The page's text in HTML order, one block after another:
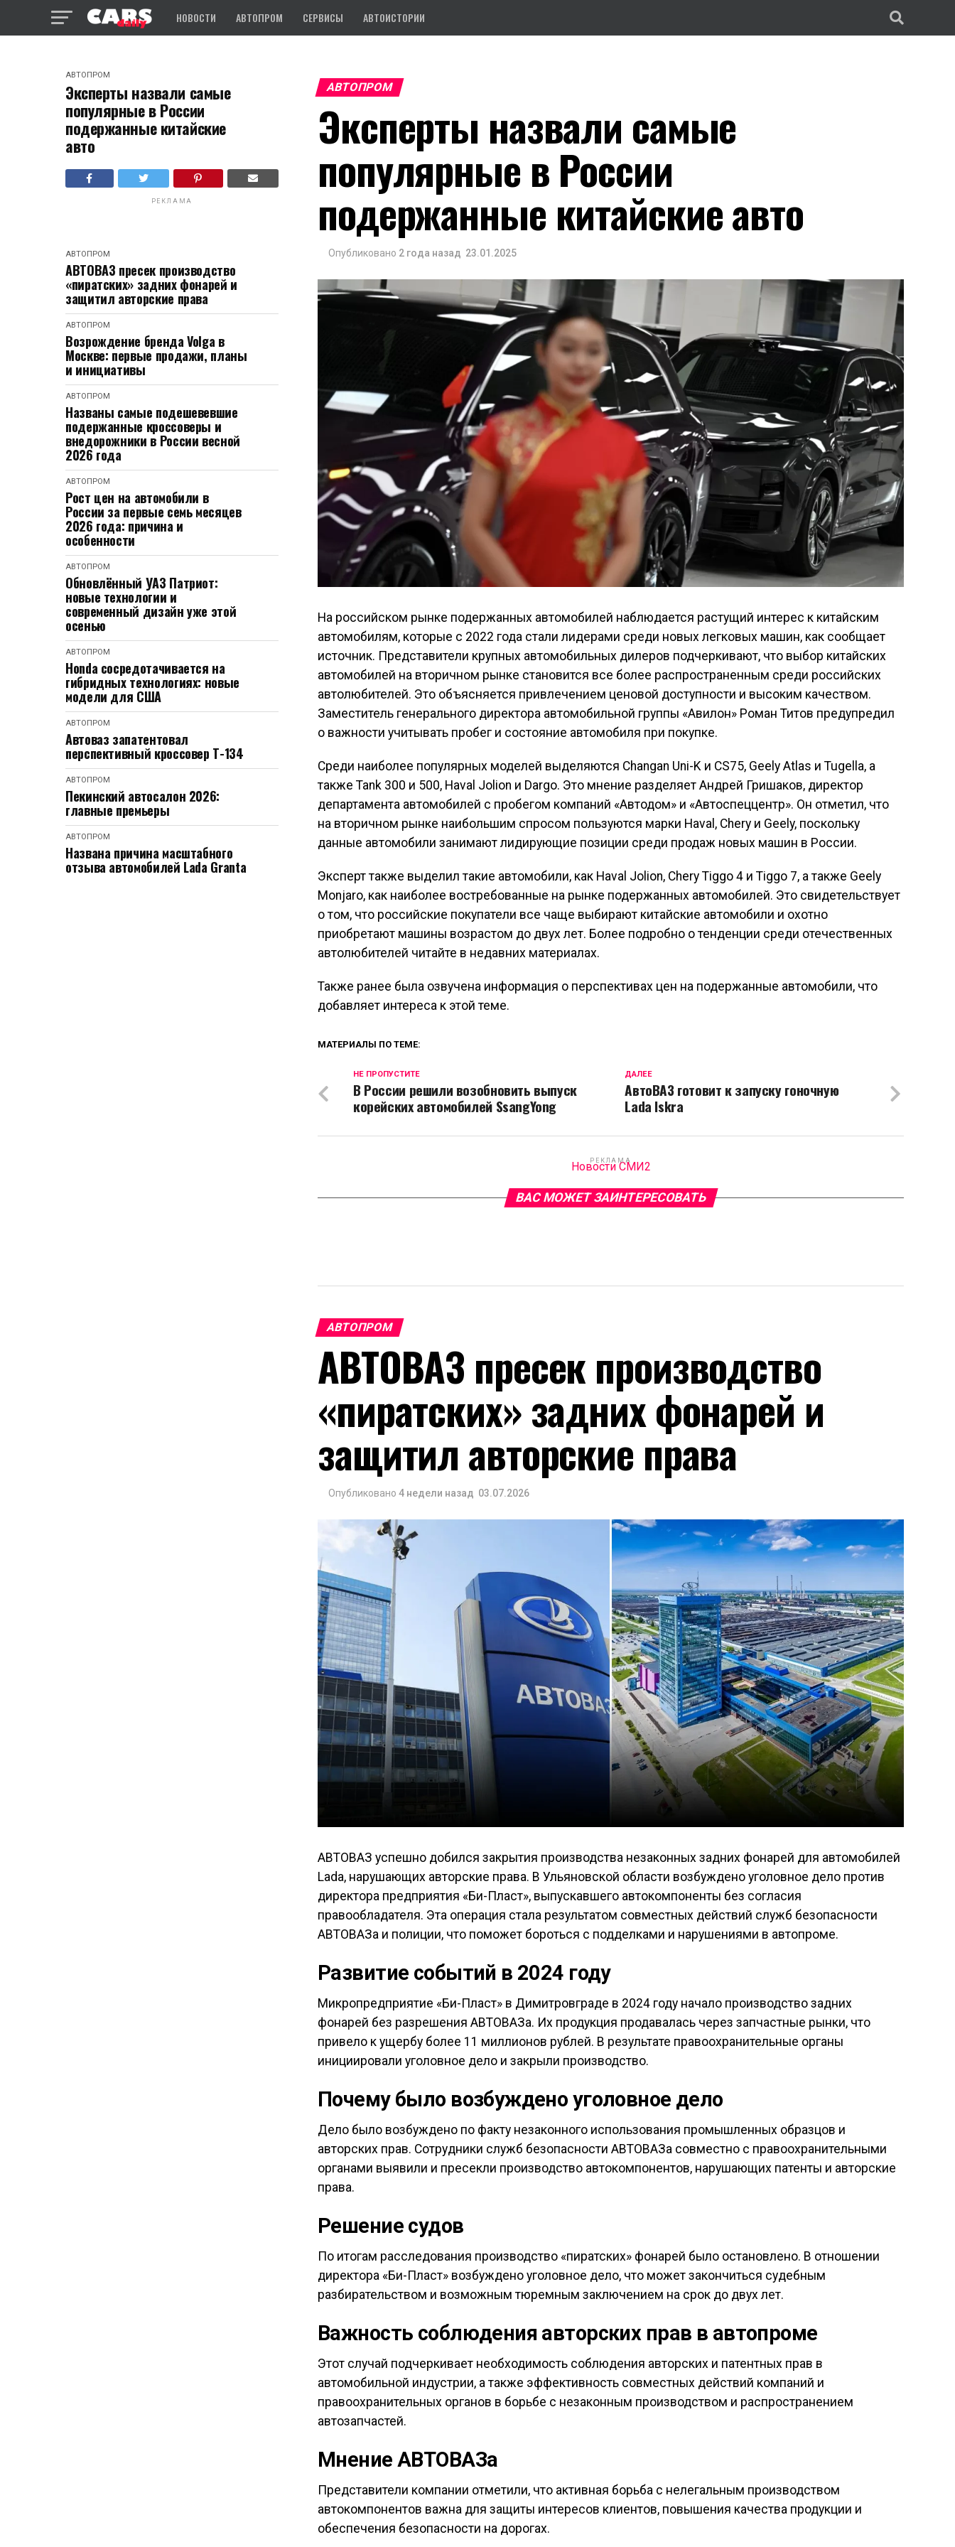
НОВОСТИ АВТОПРОМ СЕРВИСЫ АВТОИСТОРИИ
АВТОПРОМ
Эксперты назвали самые
популярные в России
подержанные китайские
авто
РЕКЛАМА
АВТОПРОМ
АВТОВАЗ пресек производство
«пиратских» задних фонарей и
защитил авторские права
АВТОПРОМ
Возрождение бренда Volga в
Москве: первые продажи, планы
и инициативы
АВТОПРОМ
Названы самые подешевевшие
подержанные кроссоверы и
внедорожники в России весной
2026 года
АВТОПРОМ
Рост цен на автомобили в
России за первые семь месяцев
2026 года: причина и
особенности
АВТОПРОМ
Обновлённый УАЗ Патриот:
новые технологии и
современный дизайн уже этой
осенью
АВТОПРОМ
Honda сосредотачивается на
гибридных технологиях: новые
модели для США
АВТОПРОМ
Автоваз запатентовал
перспективный кроссовер Т-134
АВТОПРОМ
Пекинский автосалон 2026:
главные премьеры
АВТОПРОМ
Названа причина масштабного
отзыва автомобилей Lada Granta
АВТОПРОМ
Эксперты назвали самые
популярные в России
подержанные китайские авто
Опубликовано 2 года назад 23.01.2025
На российском рынке подержанных автомобилей наблюдается растущий интерес к китайским
автомобилям, которые с 2022 года стали лидерами среди новых легковых машин, как сообщает
источник. Представители крупных автомобильных дилеров подчеркивают, что выбор китайских
автомобилей на вторичном рынке становится все более распространенным среди российских
автолюбителей. Это объясняется привлечением ценовой доступности и высоким качеством.
Заместитель генерального директора автомобильной группы «Авилон» Роман Титов предупредил
о важности учитывать пробег и состояние автомобиля при покупке.
Среди наиболее популярных моделей выделяются Changan Uni-K и CS75, Geely Atlas и Tugella, а
также Tank 300 и 500, Haval Jolion и Dargo. Это мнение разделяет Андрей Гришаков, директор
департамента автомобилей с пробегом компаний «Автодом» и «Автоспеццентр». Он отметил, что
на вторичном рынке наибольшим спросом пользуются марки Haval, Chery и Geely, поскольку
данные автомобили занимают лидирующие позиции среди продаж новых машин в России.
Эксперт также выделил такие автомобили, как Haval Jolion, Chery Tiggo 4 и Tiggo 7, а также Geely
Monjaro, как наиболее востребованные на рынке подержанных автомобилей. Это свидетельствует
о том, что российские покупатели все чаще выбирают китайские автомобили и охотно
приобретают машины возрастом до двух лет. Более подробно о тенденции среди отечественных
автолюбителей читайте в недавних материалах.
Также ранее была озвучена информация о перспективах цен на подержанные автомобили, что
добавляет интереса к этой теме.
МАТЕРИАЛЫ ПО ТЕМЕ:
ДАЛЕЕ
АвтоВАЗ готовит к запуску гоночную
Lada Iskra
НЕ ПРОПУСТИТЕ
В России решили возобновить выпуск
корейских автомобилей SsangYong
РЕКЛАМА
Новости СМИ2
ВАС МОЖЕТ ЗАИНТЕРЕСОВАТЬ
АВТОПРОМ
АВТОВАЗ пресек производство
«пиратских» задних фонарей и
защитил авторские права
Опубликовано 4 недели назад 03.07.2026
АВТОВАЗ успешно добился закрытия производства незаконных задних фонарей для автомобилей
Lada, нарушающих авторские права. В Ульяновской области возбуждено уголовное дело против
директора предприятия «Би-Пласт», выпускавшего автокомпоненты без согласия
правообладателя. Эта операция стала результатом совместных действий служб безопасности
АВТОВАЗа и полиции, что поможет бороться с подделками и нарушениями в автопроме.
Развитие событий в 2024 году
Микропредприятие «Би-Пласт» в Димитровграде в 2024 году начало производство задних
фонарей без разрешения АВТОВАЗа. Их продукция продавалась через запчастные рынки, что
привело к ущербу более 11 миллионов рублей. В результате правоохранительные органы
инициировали уголовное дело и закрыли производство.
Почему было возбуждено уголовное дело
Дело было возбуждено по факту незаконного использования промышленных образцов и
авторских прав. Сотрудники служб безопасности АВТОВАЗа совместно с правоохранительными
органами выявили и пресекли производство автокомпонентов, нарушающих патенты и авторские
права.
Решение судов
По итогам расследования производство «пиратских» фонарей было остановлено. В отношении
директора «Би-Пласт» возбуждено уголовное дело, что может закончиться судебным
разбирательством и возможным тюремным заключением на срок до двух лет.
Важность соблюдения авторских прав в автопроме
Этот случай подчеркивает необходимость соблюдения авторских и патентных прав в
автомобильной индустрии, а также эффективность совместных действий компаний и
правоохранительных органов в борьбе с незаконным производством и распространением
автозапчастей.
Мнение АВТОВАЗа
Представители компании отметили, что активная борьба с нелегальным производством
автокомпонентов важна для защиты интересов клиентов, повышения качества продукции и
обеспечения безопасности на дорогах.